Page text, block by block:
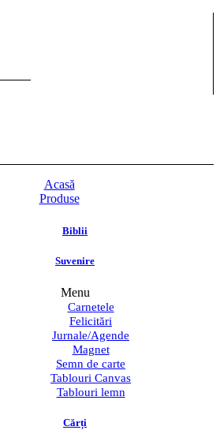
Acasă
Produse
Biblii
Suvenire
Menu
Carnetele
Felicitări
Jurnale/Agende
Magnet
Semn de carte
Tablouri Canvas
Tablouri lemn
Cărți